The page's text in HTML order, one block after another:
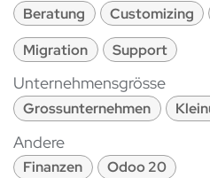
Beratung Customizing
Migration
Support
Unternehmensgrösse
Grossunternehmen
Andere
Finanzen Odoo 20